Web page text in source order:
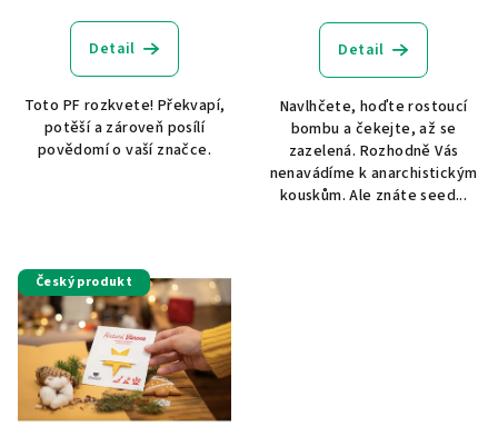
Detail
Toto PF rozkvete! Překvapí,
potěší a zároveň posílí
povědomí o vaší značce.
Detail
Navlhčete, hoďte rostoucí
bombu a čekejte, až se
zazelená. Rozhodně Vás
nenavádíme k anarchistickým
kouskům. Ale znáte seed...
Český produkt